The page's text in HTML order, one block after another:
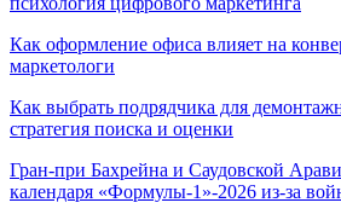
Как оформление офиса влияет на
маркетологи
Как выбрать подрядчика для
стратегия поиска и оценки
Гран-при Бахрейна и Саудовской
календаря «Формулы-1»-2026 из-за